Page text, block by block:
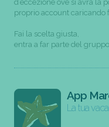
d’eccezione ove si avrà la
proprio account caricando
Fai la scelta giusta,
entra a far parte del
App
La tua